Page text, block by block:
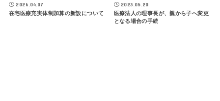
2026.04.07
在宅医療充実体制加算の新設について
2023.05.20
医療法人の理事長が、親から子へ変更
となる場合の手続